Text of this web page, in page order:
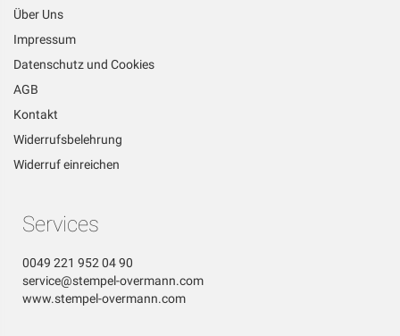
Über Uns
Impressum
Datenschutz und Cookies
AGB
Kontakt
Widerrufsbelehrung
Widerruf einreichen
Services
0049 221 952 04 90
service@stempel-overmann.com
www.stempel-overmann.com